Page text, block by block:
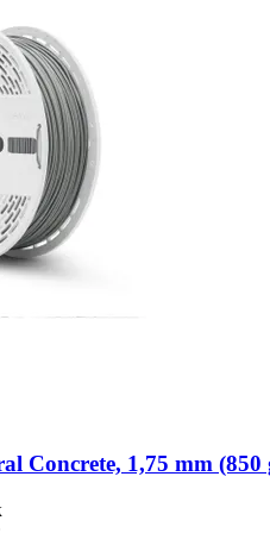
Concrete, 1,75 mm (850